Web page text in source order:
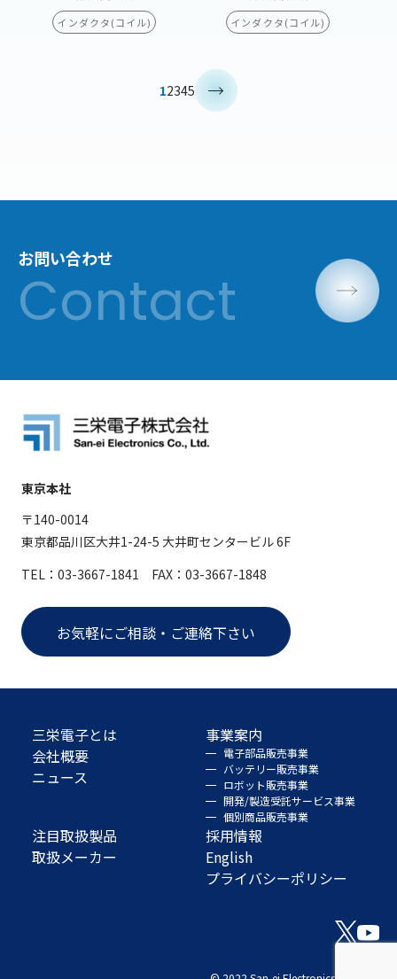
インダクタ(コイル) インダクタ(コイル)
12345
お問い合わせ
東京本社
〒140-0014
東京都品川区大井1-24-5 大井町センタービル 6F
TEL：03-3667-1841 FAX：03-3667-1848
お気軽にご相談・ご連絡下さい
三栄電子とは
会社概要
ニュース
事業案内
電子部品販売事業
バッテリー販売事業
ロボット販売事業
開発/製造受託サービス事業
個別商品販売事業
注目取扱製品
取扱メーカー
採用情報
English
プライバシーポリシー